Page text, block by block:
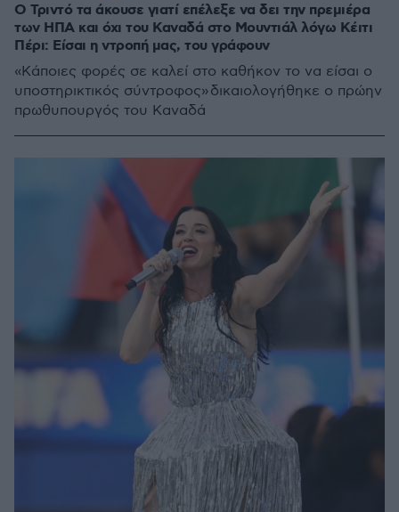
O Τριντό τα άκουσε γιατί επέλεξε να δει την πρεμιέρα
των ΗΠΑ και όχι του Καναδά στο Μουντιάλ λόγω Κέιτι
Πέρι: Είσαι η ντροπή μας, του γράφουν
«Κάποιες φορές σε καλεί στο καθήκον το να είσαι ο
υποστηρικτικός σύντροφος» δικαιολογήθηκε ο πρώην
πρωθυπουργός του Καναδά